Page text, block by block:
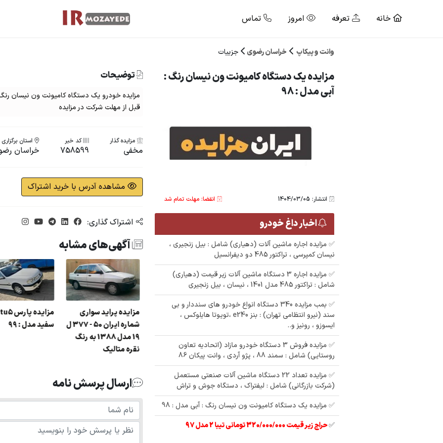
خانه تعرفه امروز تماس
وانت و پیکاپ خراسان رضوی جزییات
مزایده یک دستگاه کامیونت ون نیسان رنگ :
آبی مدل : 98
انتشار: 1404/03/05 انقضا: مهلت تمام شد
اخبار داغ خودرو
✅ مزایده اجاره ماشین آلات (دهیاری) شامل : بیل زنجیری ،
نیسان کمپرسی ، تراکتور 485 دو دیفرانسیل
✅ مزایده اجاره 3 دستگاه ماشین آلات زیر قیمت (دهیاری)
شامل : تراکتور 485 مدل 1401 ، نیسان ، بیل زنجیری
✅ بمب مزایده 340 دستگاه انواع خودرو های سنددار و بی
سند (نیرو انتظامی تهران) : بنز e240 ،تویوتا هایلوکس ،
ایسوزو ، رونیز و..
✅ مزایده فروش 3 دستگاه خودرو مازاد (اتحادیه تعاون
روستایی) شامل : سمند 88 ، پژو آردی ، وانت پیکان 86
✅ مزایده تعداد 22 دستگاه ماشین آلات صنعتی مستعمل
(شرکت بازرگانی) شامل : لیفتراک ، دستگاه جوش و تراش
✅ مزایده یک دستگاه کامیونت ون نیسان رنگ : آبی مدل : 98
✅حراج زیر قیمت 320/000/000 تومانی تیبا 2 مدل 97
توضیحات
قبل از مهلت شرکت در مزایده
مزایده گذار
مخفی
کد خبر
758599
استان برگزاری
خراسان
مشاهده آدرس با خرید اشتراک
اشتراک گذاری:
آگهی‌های مشابه
سفید مدل : 99
مزایده پراید سواری
شماره ایران 50 - 377 ل
19 مدل 1388 به رنگ
نقره متالیک
: سفید مدل : 89
مزایده سمند رنگ :
سفید مدل : 90 در
شهرستان نیشابور
مزایده وانت پیکان رنگ
ارسال پرسش نامه